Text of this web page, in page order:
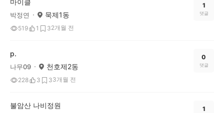
마이클
박정연 묵제1동
519 1 32개월 전
1
댓글
p.
나무09 천호제2동
228 3 33개월 전
0
댓글
불암산 나비정원 1